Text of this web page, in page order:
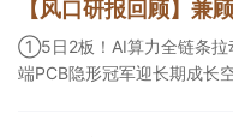
①5日2板！AI算力全链条拉
端PCB隐形冠军迎长期成长